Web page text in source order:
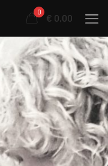
0
€ 0,00